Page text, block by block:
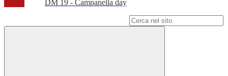
DM 19 - Campanella day